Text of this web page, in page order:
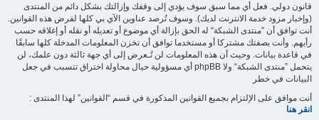
قانون دولي. فعل أي مما سبق سوف يؤدي إلى وقفك وإزالتك بشكل دائم من المنتدى
(وإخبار مزود خدمة الانترنت لديك). وسوف تُرصد عناوين الآي بي كلها لفرض هذه القوانين.
أنت توافق أن ”منتدى الشبكة“ له الحق بإزالة أي موضوع أو تعديله أو نقله أو إغلاقه حسب
رأيهم. وأنت بصفتك مشتركا أو مستخدما توافق أن تخزن المعلومات المدخلة كلها سابقًا
في قاعدة بيانات. وحيث أن هذه المعلومات لن تُـعرض إلى أي جهة ثالثة دون علمك، لن
يتحمل ”منتدى الشبكة“ ولا phpBB أي مسؤولية حيال محاولة اختراق تتسبب في جعل
البيانات في خطر
أنت موافق على الإلتزام بجميع القوانين المذكورة في قسم “القوانين” لهذا المنتدى :
انقر هنا